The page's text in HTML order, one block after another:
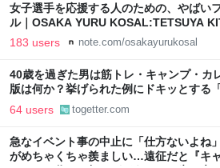
女子選手を応援する人のための、やばい
ル｜OSAKA YURU KOSAL:TETSUYA
183 users note.com/osakayurukosal
40歳を過ぎた男は筋トレ・キャンプ・カ
版は何か？挙げられた例にドキッとする
64 users togetter.com
急なイベント事の中止に「仕方ないよね
がめちゃくちゃ羨ましい…遠征だと『キ